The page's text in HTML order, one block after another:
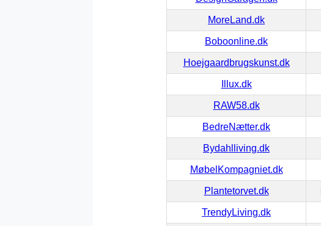
MoreLand.dk
Boboonline.dk
Hoejgaardbrugskunst.dk
Illux.dk
RAW58.dk
BedreNætter.dk
Bydahlliving.dk
MøbelKompagniet.dk
Plantetorvet.dk
TrendyLiving.dk